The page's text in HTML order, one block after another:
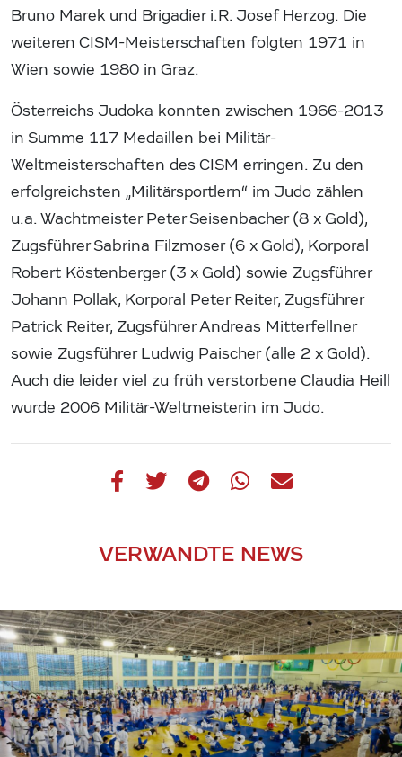
Bruno Marek und Brigadier i.R. Josef Herzog. Die
weiteren CISM-Meisterschaften folgten 1971 in
Wien sowie 1980 in Graz.
Österreichs Judoka konnten zwischen 1966-2013
in Summe 117 Medaillen bei Militär-
Weltmeisterschaften des CISM erringen. Zu den
erfolgreichsten „Militärsportlern“ im Judo zählen
u.a. Wachtmeister Peter Seisenbacher (8 x Gold),
Zugsführer Sabrina Filzmoser (6 x Gold), Korporal
Robert Köstenberger (3 x Gold) sowie Zugsführer
Johann Pollak, Korporal Peter Reiter, Zugsführer
Patrick Reiter, Zugsführer Andreas Mitterfellner
sowie Zugsführer Ludwig Paischer (alle 2 x Gold).
Auch die leider viel zu früh verstorbene Claudia Heill
wurde 2006 Militär-Weltmeisterin im Judo.
VERWANDTE NEWS